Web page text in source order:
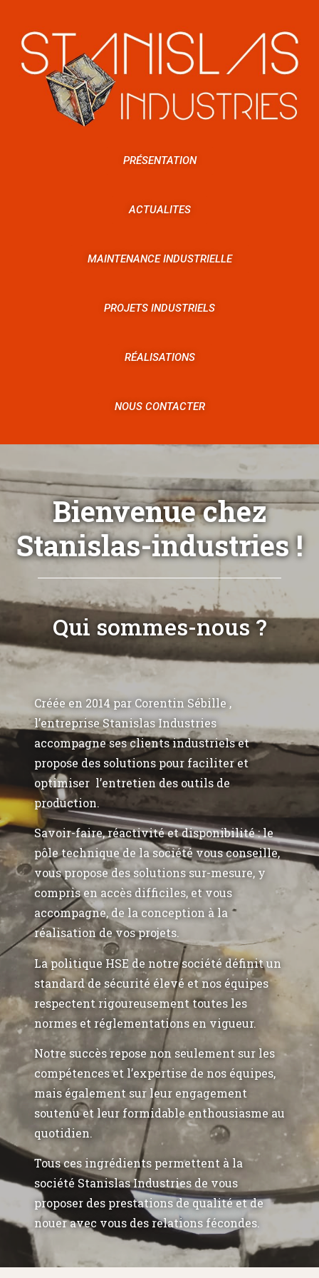
PRÉSENTATION
ACTUALITES
MAINTENANCE INDUSTRIELLE
PROJETS INDUSTRIELS
RÉALISATIONS
NOUS CONTACTER
Bienvenue chez
Stanislas-industries !
Qui sommes-nous ?
Créée en 2014 par Corentin Sébille ,
l’entreprise Stanislas Industries
accompagne ses clients industriels et
propose des solutions pour faciliter et
optimiser l’entretien des outils de
production.
Savoir-faire, réactivité et disponibilité : le
pôle technique de la société vous conseille,
vous propose des solutions sur-mesure, y
compris en accès difficiles, et vous
accompagne, de la conception à la
réalisation de vos projets.
La politique HSE de notre société définit un
standard de sécurité élevé et nos équipes
respectent rigoureusement toutes les
normes et réglementations en vigueur.
Notre succès repose non seulement sur les
compétences et l’expertise de nos équipes,
mais également sur leur engagement
soutenu et leur formidable enthousiasme au
quotidien.
Tous ces ingrédients permettent à la
société Stanislas Industries de vous
proposer des prestations de qualité et de
nouer avec vous des relations fécondes.